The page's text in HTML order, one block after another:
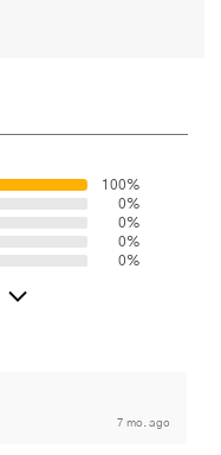
100%
0%
0%
0%
0%
7 mo. ago